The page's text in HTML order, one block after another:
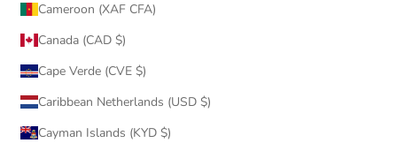
Cameroon (XAF CFA)
Canada (CAD $)
Cape Verde (CVE $)
Caribbean Netherlands (USD $)
Cayman Islands (KYD $)